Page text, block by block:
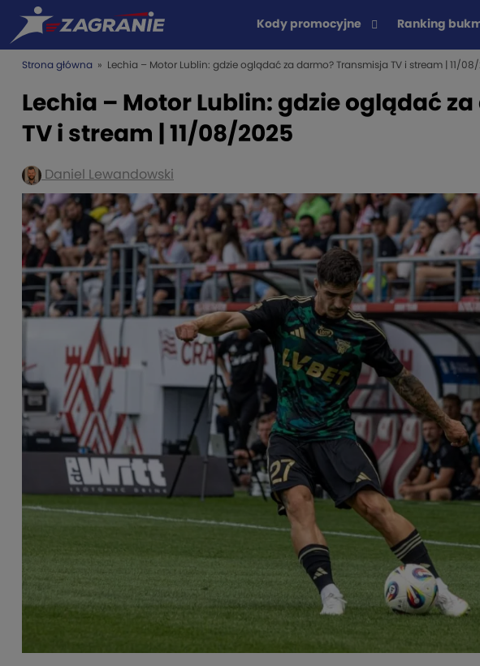
Kody promocyjne Ranking
Strona główna » Lechia – Motor Lublin: gdzie oglądać za darmo? Transmisja TV i stream | 11/
Lechia – Motor Lublin: gdzie oglądać
TV i stream | 11/08/2025
Daniel Lewandowski